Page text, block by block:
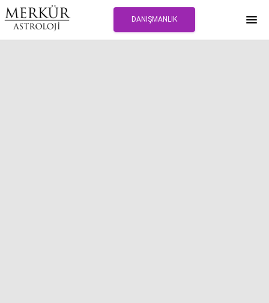
DANIŞMANLIK